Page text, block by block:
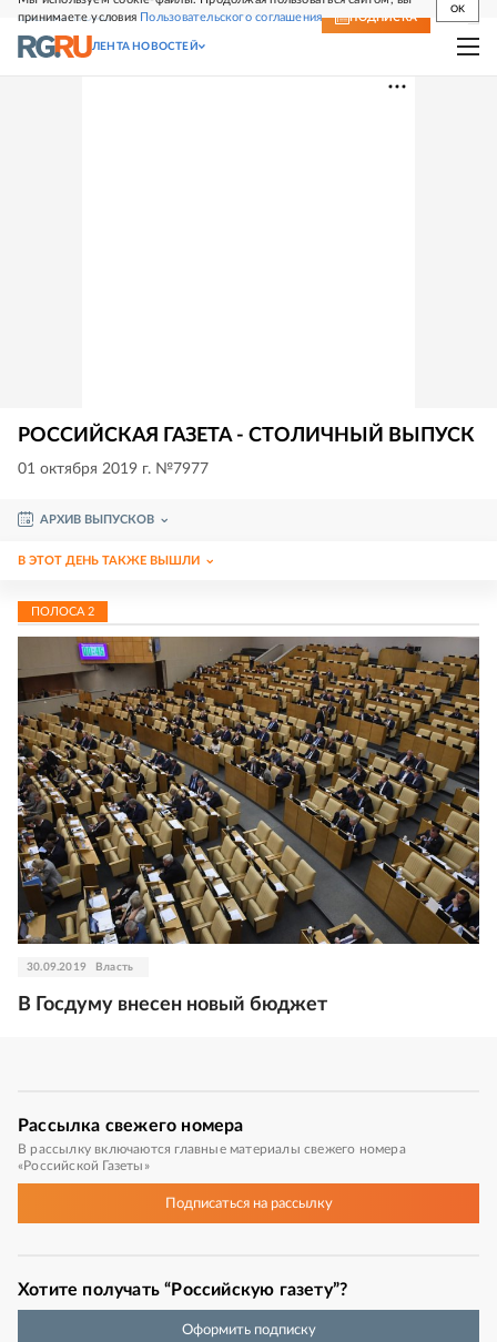
принимаете условия Пользовательского соглашения
OK
СВЕЖИЙ НОМЕР ПОДПИСКА
ЛЕНТА НОВОСТЕЙ
РОССИЙСКАЯ ГАЗЕТА - СТОЛИЧНЫЙ ВЫПУСК
01 октября 2019 г. №7977
АРХИВ ВЫПУСКОВ
В ЭТОТ ДЕНЬ ТАКЖЕ ВЫШЛИ
ПОЛОСА 2
30.09.2019 Власть
В Госдуму внесен новый бюджет
Рассылка свежего номера
В рассылку включаются главные материалы свежего номера
«Российской Газеты»
Подписатьсяна рассылку
Хотите получать “Российскую газету”?
Оформить подписку